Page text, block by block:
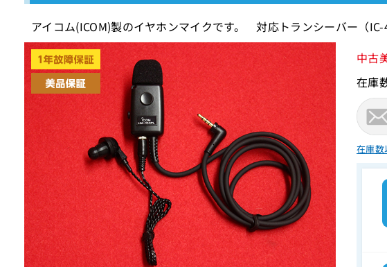
アイコム(ICOM)製のイヤホンマイクです。 対応トランシーバー（
中古
在庫
在庫数